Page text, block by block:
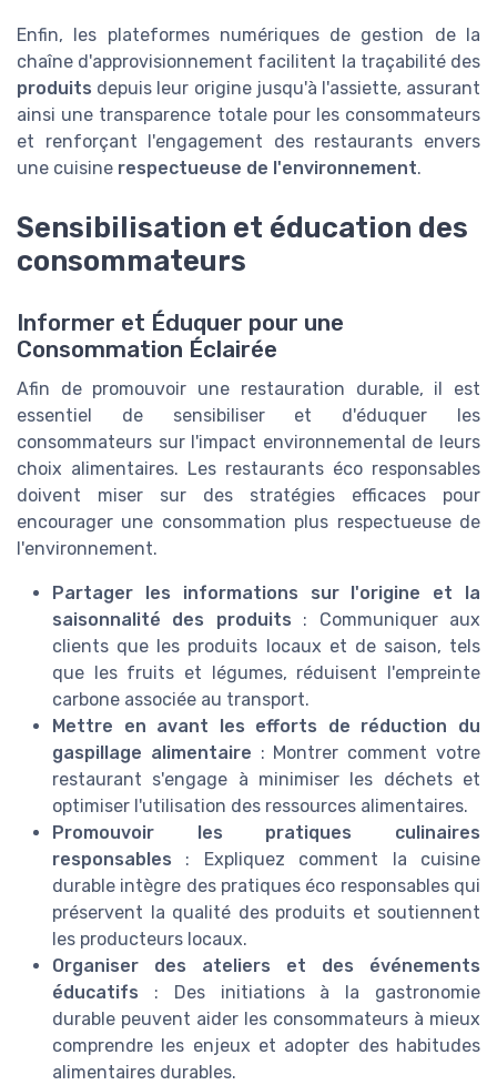
Enfin, les plateformes numériques de gestion de la
chaîne d'approvisionnement facilitent la traçabilité des
produits depuis leur origine jusqu'à l'assiette, assurant
ainsi une transparence totale pour les consommateurs
et renforçant l'engagement des restaurants envers
une cuisine respectueuse de l'environnement.
Sensibilisation et éducation des
consommateurs
Informer et Éduquer pour une
Consommation Éclairée
Afin de promouvoir une restauration durable, il est
essentiel de sensibiliser et d'éduquer les
consommateurs sur l'impact environnemental de leurs
choix alimentaires. Les restaurants éco responsables
doivent miser sur des stratégies efficaces pour
encourager une consommation plus respectueuse de
l'environnement.
Partager les informations sur l'origine et la
saisonnalité des produits : Communiquer aux
clients que les produits locaux et de saison, tels
que les fruits et légumes, réduisent l'empreinte
carbone associée au transport.
Mettre en avant les efforts de réduction du
gaspillage alimentaire : Montrer comment votre
restaurant s'engage à minimiser les déchets et
optimiser l'utilisation des ressources alimentaires.
Promouvoir les pratiques culinaires
responsables : Expliquez comment la cuisine
durable intègre des pratiques éco responsables qui
préservent la qualité des produits et soutiennent
les producteurs locaux.
Organiser des ateliers et des événements
éducatifs : Des initiations à la gastronomie
durable peuvent aider les consommateurs à mieux
comprendre les enjeux et adopter des habitudes
alimentaires durables.